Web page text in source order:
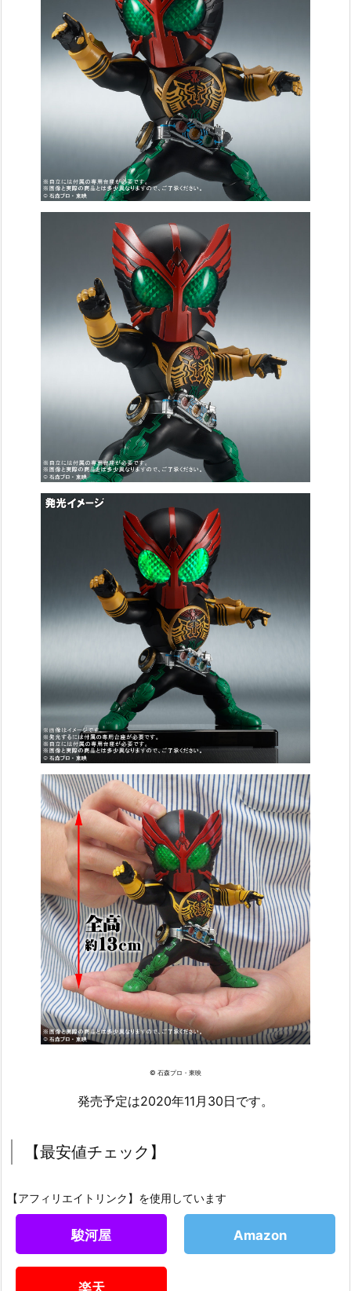
© 石森プロ・東映
発売予定は2020年11月30日です。
【最安値チェック】
【アフィリエイトリンク】を使用しています
駿河屋 Amazon